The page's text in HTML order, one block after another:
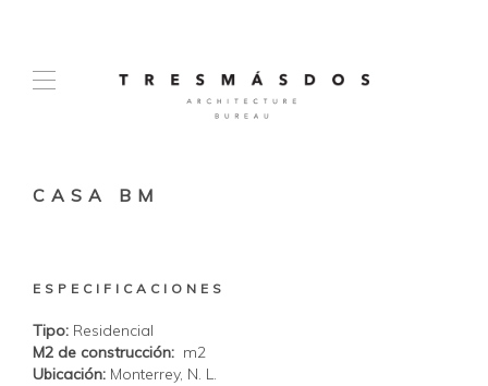
CASA BM
ESPECIFICACIONES
Tipo: Residencial
M2 de construcción: m2
Ubicación: Monterrey, N. L.